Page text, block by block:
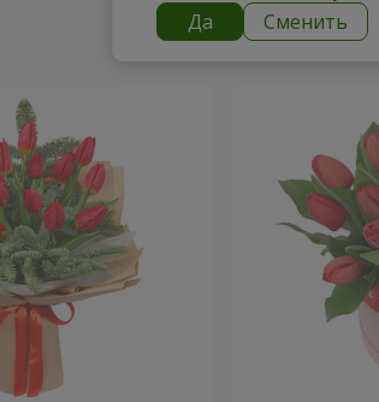
Да
Сменить